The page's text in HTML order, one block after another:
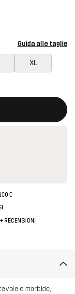
Guida alle taglie
XL
confermare un
€
RECENSIONI
e morbido,